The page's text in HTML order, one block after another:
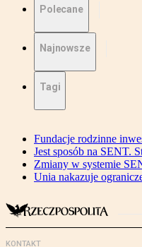
Polecane
Najnowsze
Tagi
Fundacje rodzinne
Jest sposób na SENT.
Zmiany w systemie
Unia nakazuje
KONTAKT